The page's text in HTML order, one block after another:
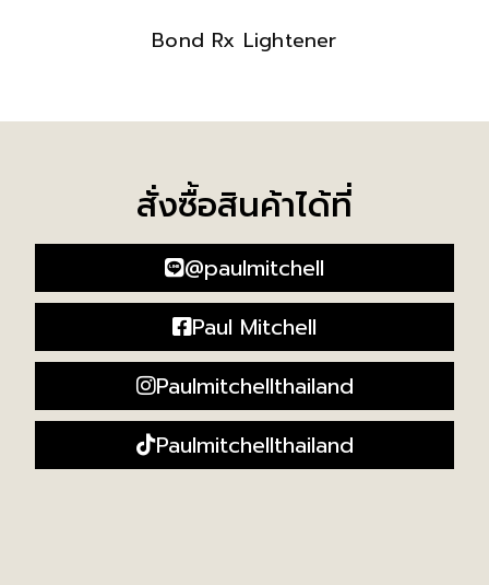
Bond Rx Lightener
สั่งซื้อสินค้าได้ที่
@paulmitchell
Paul Mitchell
Paulmitchellthailand
Paulmitchellthailand